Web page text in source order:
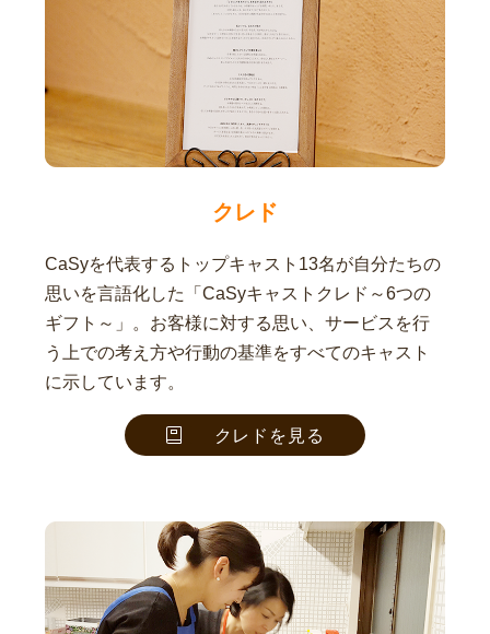
クレド
CaSyを代表するトップキャスト13名が自分たちの
思いを言語化した「CaSyキャストクレド～6つの
ギフト～」。お客様に対する思い、サービスを行
う上での考え方や行動の基準をすべてのキャスト
に示しています。
クレドを見る